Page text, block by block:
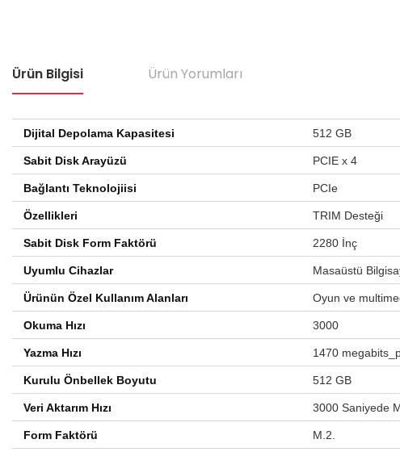
Ürün Bilgisi Ürün Yorumları
Dijital Depolama Kapasitesi 512 GB
Sabit Disk Arayüzü PCIE x 4
Bağlantı Teknolojiisi PCIe
Özellikleri TRIM Desteği
Sabit Disk Form Faktörü 2280 İnç
Uyumlu Cihazlar Masaüstü
Ürünün Özel Kullanım Alanları Oyun ve
Okuma Hızı 3000
Yazma Hızı 1470
Kurulu Önbellek Boyutu 512 GB
Veri Aktarım Hızı 3000 Saniyede
Form Faktörü M.2.